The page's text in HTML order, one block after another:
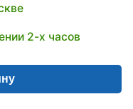
2-х часов